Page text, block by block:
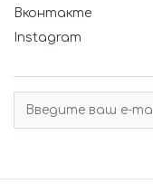
Вконтакте
Instagram